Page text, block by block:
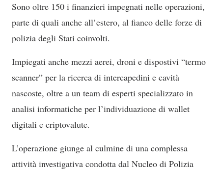
Sono oltre 150 i finanzieri impegnati nelle operazioni,
parte di quali anche all’estero, al fianco delle forze di
polizia degli Stati coinvolti.
Impiegati anche mezzi aerei, droni e dispostivi “termo
scanner” per la ricerca di intercapedini e cavità
nascoste, oltre a un team di esperti specializzato in
analisi informatiche per l’individuazione di wallet
digitali e criptovalute.
L’operazione giunge al culmine di una complessa
attività investigativa condotta dal Nucleo di Polizia